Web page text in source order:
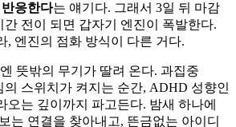
응한다는 얘기다. 그래서 3일 뒤 마감
간 전이 되면 갑자기 엔진이 폭발한다.
, 엔진의 점화 방식이 다른 거다.
뜻밖의 무기가 딸려 온다. 과집중
의 스위치가 켜지는 순간, ADHD 성향인
오는 깊이까지 파고든다. 밤새 하나에
는 연결을 찾아내고, 뜬금없는 아이디